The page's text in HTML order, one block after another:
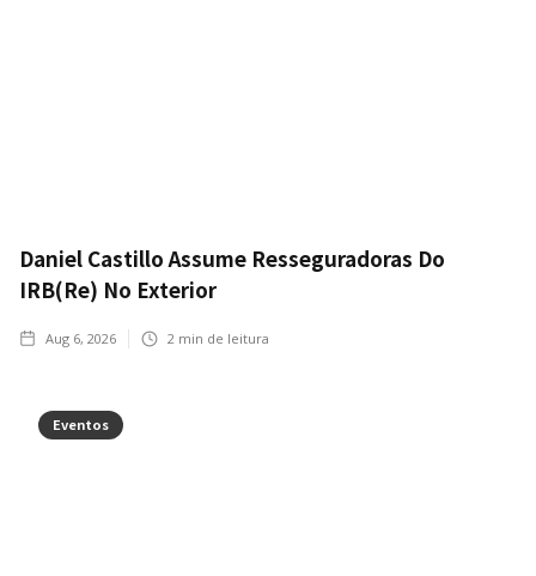
Daniel Castillo Assume Resseguradoras Do
IRB(Re) No Exterior
Aug 6, 2026 2 min de leitura
Eventos